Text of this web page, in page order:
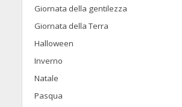
Giornata della gentilezza
Giornata della Terra
Halloween
Inverno
Natale
Pasqua